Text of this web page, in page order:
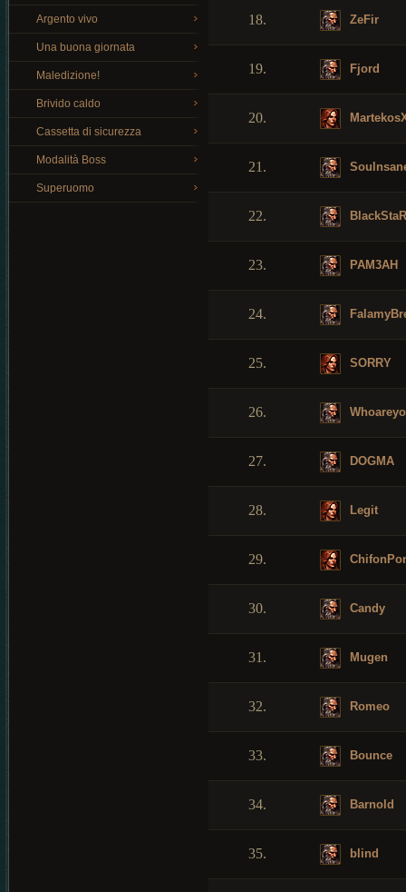
Argento vivo
Una buona giornata
Maledizione!
Brivido caldo
Cassetta di sicurezza
Modalità Boss
Superuomo
18. ZeFir
19. Fjord
20.
21.
22. BlackStaR
23. PAM3AH
24.
25. SORRY
26.
27. DOGMA
28. Legit
29.
30. Candy
31. Mugen
32. Romeo
33. Bounce
34. Barnold
35. blind